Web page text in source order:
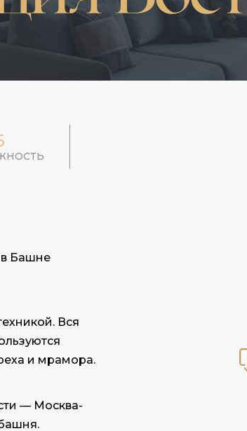
Башне
Вся
и мрамора.
— Москва-